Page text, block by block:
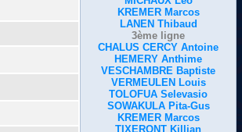
KREMER Marcos
LANEN Thibaud
3ème ligne
CHALUS CERCY Antoine
HEMERY Anthime
VESCHAMBRE Baptiste
VERMEULEN Louis
TOLOFUA Selevasio
SOWAKULA Pita-Gus
KREMER Marcos
TIXERONT Killian